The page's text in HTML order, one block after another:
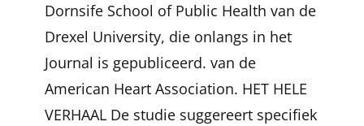
Dornsife School of Public Health van de
Drexel University, die onlangs in het
Journal is gepubliceerd. van de
American Heart Association. HET HELE
VERHAAL De studie suggereert specifiek